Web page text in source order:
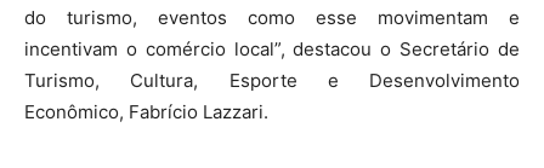
do turismo, eventos como esse movimentam e
incentivam o comércio local”, destacou o Secretário de
Turismo, Cultura, Esporte e Desenvolvimento
Econômico, Fabrício Lazzari.